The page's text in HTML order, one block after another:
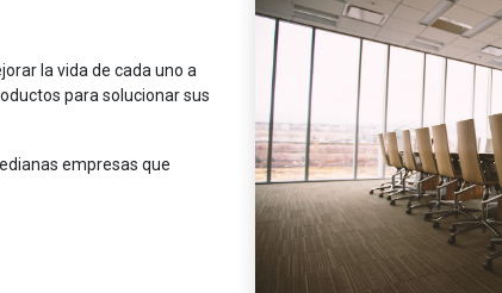
la vida de cada uno a
para solucionar sus
empresas que